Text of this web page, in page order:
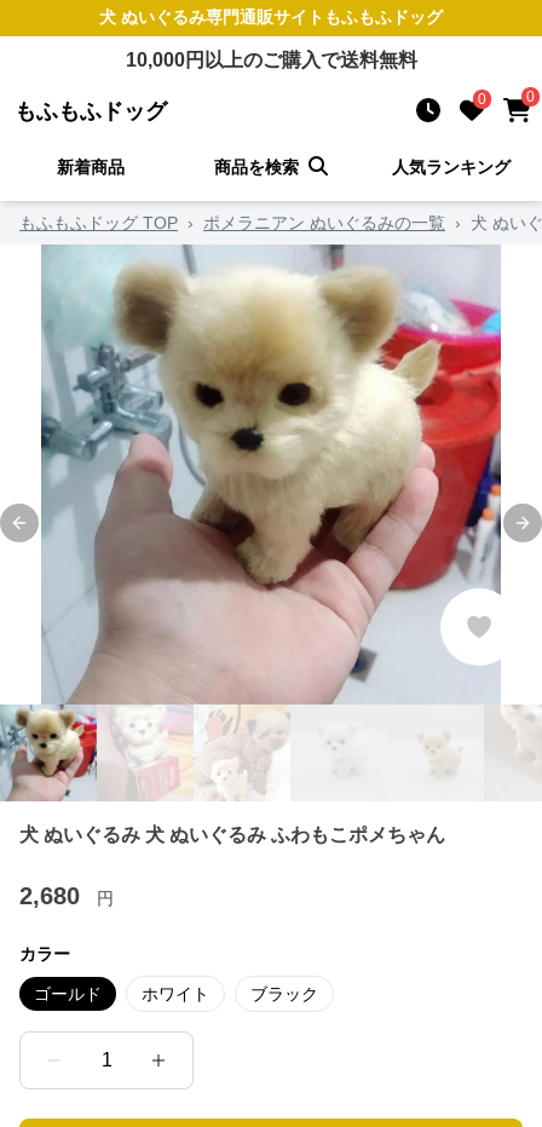
犬 ぬいぐるみ専門通販サイト もふもふドッグ
10,000円以上のご購入で送料無料
もふもふドッグ 0 0
新着商品 商品を検索 人気ランキング
もふもふドッグ TOP › ポメラニアン ぬいぐるみの一覧 › 犬 ぬい
Previous slide
犬 ぬいぐるみ 犬 ぬいぐるみ ふわもこポメちゃん
2,680 円
カラー
ゴールド ホワイト ブラック
1